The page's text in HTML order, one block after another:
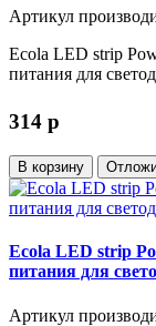
Артикул
Ecola LED strip
питания для
314 p
В корзину
Ecola LED strip
питания для
Артикул